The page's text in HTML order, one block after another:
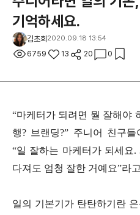
기억하세요.
김초희 2020.09.18 13:54
6759 13 20 0
“마케터가 되려면 뭘 잘해야
행? 브랜딩?” 주니어 친구
“일 잘하는 마케터가 되세요.
다져도 엄청 잘한 거예요”라
일의 기본기가 탄탄하기란